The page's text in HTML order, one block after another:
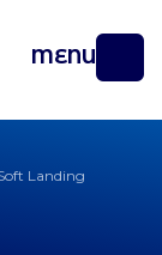
MENU
Landing